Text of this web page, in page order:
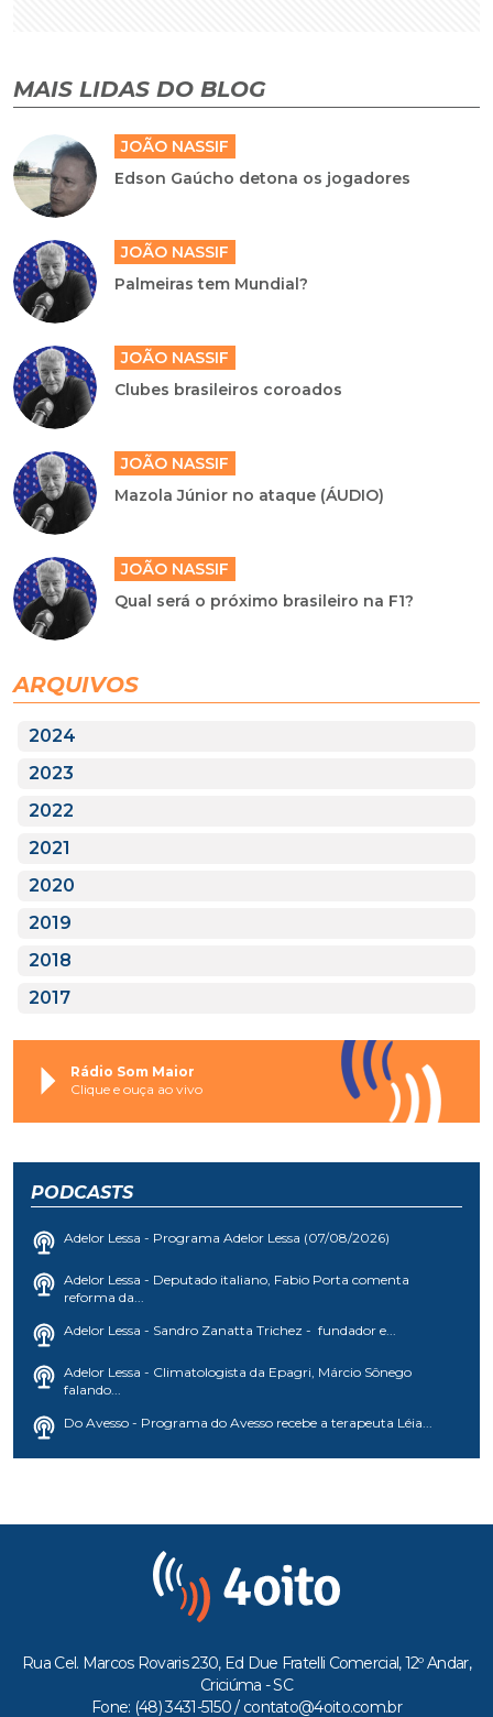
MAIS LIDAS DO BLOG
JOÃO NASSIF
Edson Gaúcho detona os jogadores
JOÃO NASSIF
Palmeiras tem Mundial?
JOÃO NASSIF
Clubes brasileiros coroados
JOÃO NASSIF
Mazola Júnior no ataque (ÁUDIO)
JOÃO NASSIF
Qual será o próximo brasileiro na F1?
ARQUIVOS
2024
2023
2022
2021
2020
2019
2018
2017
Rádio Som Maior
Clique e ouça ao vivo
PODCASTS
Adelor Lessa - Programa Adelor Lessa (07/08/2026)
Adelor Lessa - Deputado italiano, Fabio Porta comenta
reforma da...
Adelor Lessa - Sandro Zanatta Trichez - fundador e...
Adelor Lessa - Climatologista da Epagri, Márcio Sônego
falando...
Do Avesso - Programa do Avesso recebe a terapeuta Léia...
Rua Cel. Marcos Rovaris 230, Ed Due Fratelli Comercial, 12º Andar,
Criciúma - SC
Fone: (48) 3431-5150 / contato@4oito.com.br